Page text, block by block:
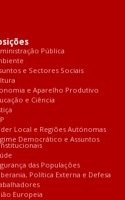
Pública
e Sectores Sociais
e Aparelho Produtivo
e Ciência
Local e Regiões Autónomas
Democrático e Assuntos
das Populações
Política Externa e Defesa
Europeia